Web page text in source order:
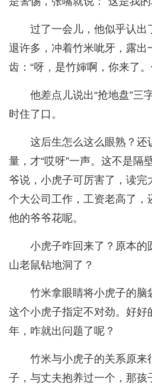
过了一会儿，他似乎认出
退许多，冲着竹米呲牙，露出
齿：“呀，是竹婶啊，你来了
他差点儿说出“抢地盘”三
时住了口。
这后生怎么这么眼熟？还
量，才“哎呀”一声。这不是隔
爷说，小虎子可厉害了，读完
个大公司工作，工资老高了，
他的爷爷花呢。
小虎子咋回来了？原本的
山老鼠钻地洞了？
竹米拿眼睛将小虎子的脑
这个小虎子指定不对劲。好好
年，咋就出问题了呢？
竹米与小虎子的关系原来
子，与丈夫抱养过一个，那孩